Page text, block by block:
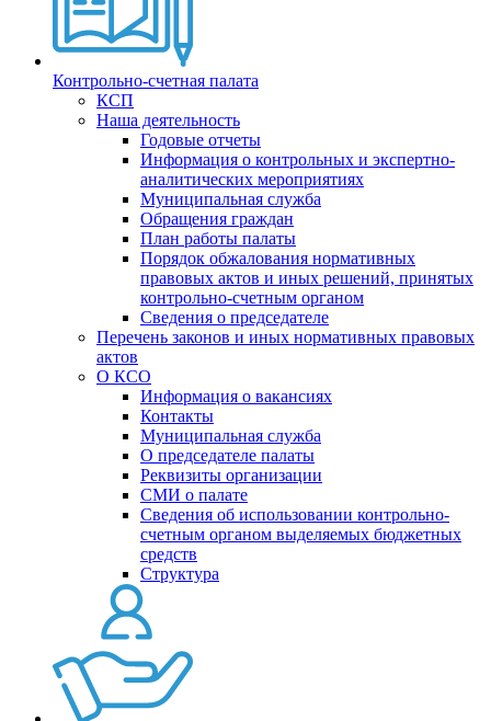
Контрольно-счетная палата
КСП
Наша деятельность
Годовые отчеты
Информация о контрольных и экспертно-
аналитических мероприятиях
Муниципальная служба
Обращения граждан
План работы палаты
Порядок обжалования нормативных
правовых актов и иных решений, принятых
контрольно-счетным органом
Сведения о председателе
Перечень законов и иных нормативных правовых
актов
О КСО
Информация о вакансиях
Контакты
Муниципальная служба
О председателе палаты
Реквизиты организации
СМИ о палате
Сведения об использовании контрольно-
счетным органом выделяемых бюджетных
средств
Структура